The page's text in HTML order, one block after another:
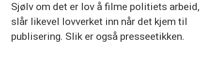
Sjølv om det er lov å filme politiets arbeid,
slår likevel lovverket inn når det kjem til
publisering. Slik er også presseetikken.